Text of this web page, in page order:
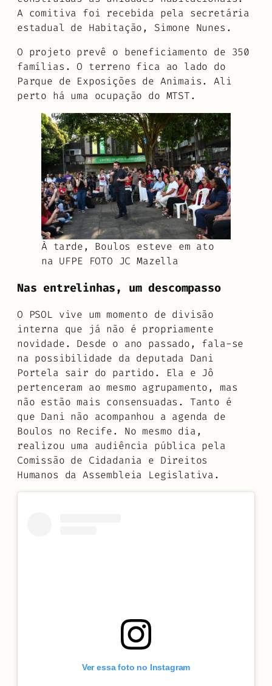
A comitiva foi recebida pela secretária
estadual de Habitação, Simone Nunes.
O projeto prevê o beneficiamento de 350
famílias. O terreno fica ao lado do
Parque de Exposições de Animais. Ali
perto há uma ocupação do MTST.
À tarde, Boulos esteve em ato
na UFPE FOTO JC Mazella
Nas entrelinhas, um descompasso
O PSOL vive um momento de divisão
interna que já não é propriamente
novidade. Desde o ano passado, fala-se
na possibilidade da deputada Dani
Portela sair do partido. Ela e Jô
pertenceram ao mesmo agrupamento, mas
não estão mais consensuadas. Tanto é
que Dani não acompanhou a agenda de
Boulos no Recife. No mesmo dia,
realizou uma audiência pública pela
Comissão de Cidadania e Direitos
Humanos da Assembleia Legislativa.
Ver essa foto no Instagram